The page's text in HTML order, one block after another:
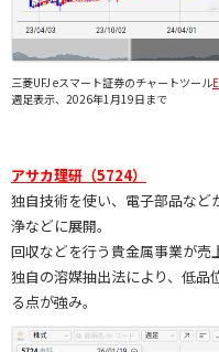
三菱UFJ eスマート証券のチャートツール
週足表示、2026年1月19日まで
アサカ理研（5724）
独自技術を使い、電子部品な
浄などに展開。
回収などを行う貴金属事業が売
独自の溶媒抽出法により、低品
る点が強み。